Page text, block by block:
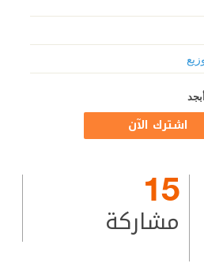
اشترك الآن
15
مشاركة